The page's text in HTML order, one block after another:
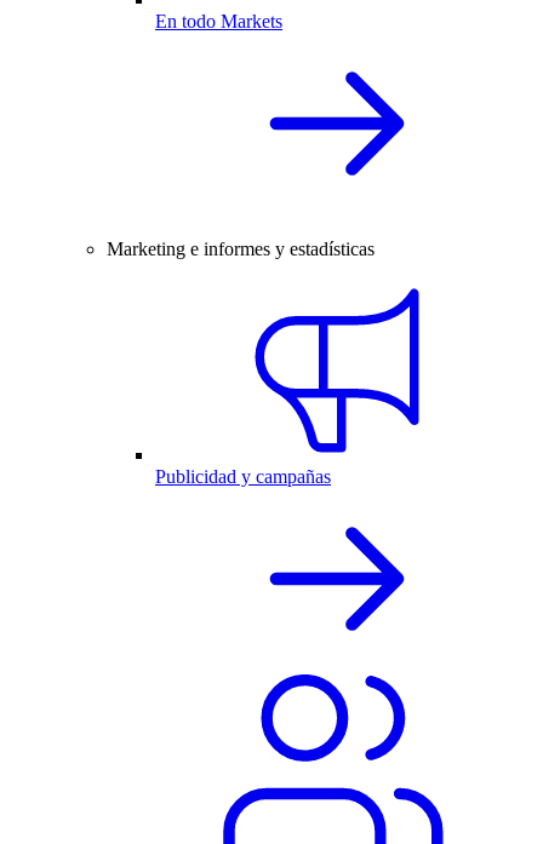
En todo Markets
Marketing e informes y estadísticas
Publicidad y campañas